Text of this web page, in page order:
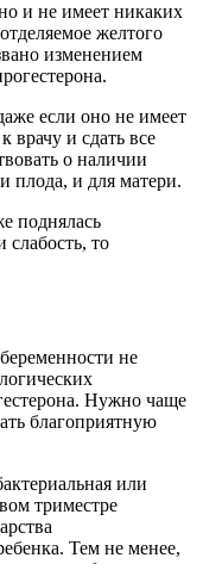
и не имеет никаких
желтого
изменением
если оно не имеет
врачу и сдать все
о наличии
плода, и для матери.
поднялась
слабость, то
не
Нужно чаще
благоприятную
или
триместре
Тем не менее,